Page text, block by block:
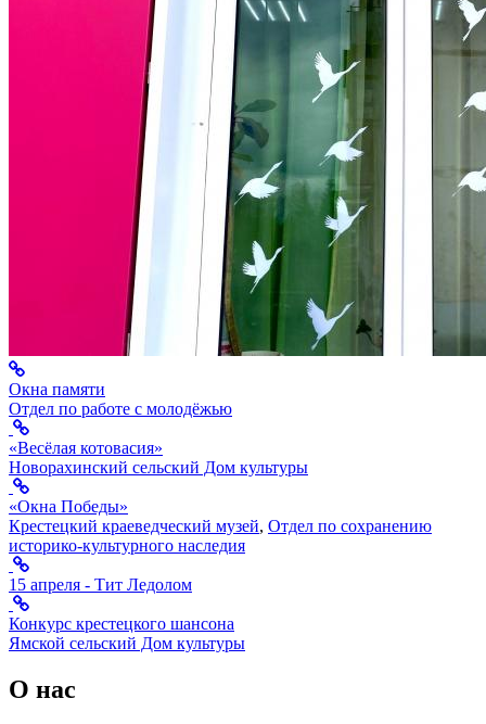
Окна памяти
Отдел по работе с молодёжью
«Весёлая котовасия»
Новорахинский сельский Дом культуры
«Окна Победы»
Крестецкий краеведческий музей, Отдел по сохранению
историко-культурного наследия
15 апреля - Тит Ледолом
Конкурс крестецкого шансона
Ямской сельский Дом культуры
О нас